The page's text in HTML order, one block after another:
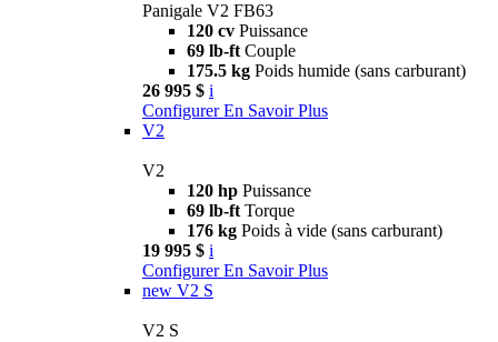
Panigale V2 FB63
120 cv Puissance
69 lb-ft Couple
175.5 kg Poids humide (sans carburant)
26 995 $ i
Configurer En Savoir Plus
V2
V2
120 hp Puissance
69 lb-ft Torque
176 kg Poids à vide (sans carburant)
19 995 $ i
Configurer En Savoir Plus
new V2 S
V2 S